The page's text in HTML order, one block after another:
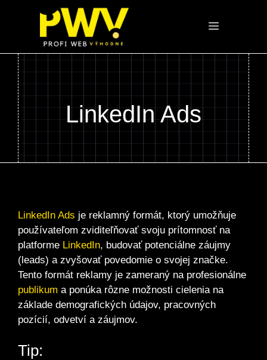
Menu
LinkedIn Ads
LinkedIn Ads je reklamný formát, ktorý umožňuje
používateľom zviditeľňovať svoju prítomnosť na
platforme LinkedIn, budovať potenciálne záujmy
(leads) a zvyšovať povedomie o svojej značke.
Tento formát reklamy je zameraný na profesionálne
publikum a ponúka rôzne možnosti cielenia na
základe demografických údajov, pracovných
pozícií, odvetví a záujmov.
Tip: